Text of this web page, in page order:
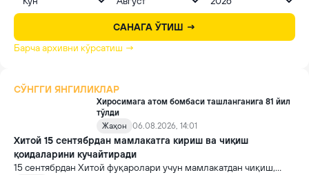
САНАГА ЎТИШ →
Барча архивни кўрсатиш →
СЎНГГИ ЯНГИЛИКЛАР
Хиросимага атом бомбаси ташланганига 81 йил
тўлди
Жаҳон
06.08.2026, 14:01
Хитой 15 сентябрдан мамлакатга кириш ва чиқиш
қоидаларини кучайтиради
15 сентябрдан Хитой фуқаролари учун мамлакатдан чиқиш,